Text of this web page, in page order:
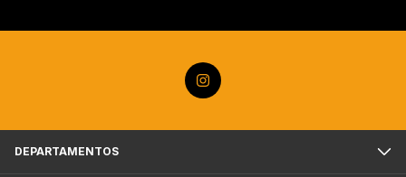
DEPARTAMENTOS